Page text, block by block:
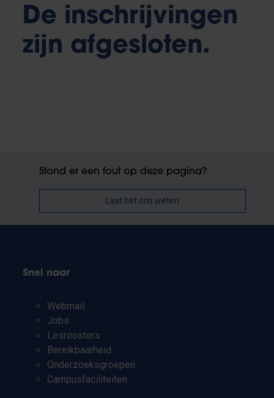
De inschrijvingen
zijn afgesloten.
Stond er een fout op deze pagina?
Laat het ons weten
Snel naar
Webmail
Jobs
Lesroosters
Bereikbaarheid
Onderzoeksgroepen
Campusfaciliteiten